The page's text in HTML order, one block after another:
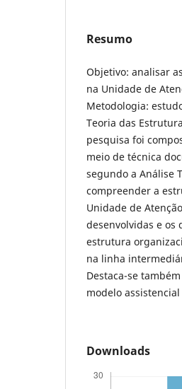
Resumo
Objetivo: analisar
na Unidade de
Metodologia:
Teoria das
pesquisa foi
meio de técnica
segundo a Análise
compreender a
Unidade de
desenvolvidas e os
estrutura
na linha
Destaca-se
modelo
Downloads